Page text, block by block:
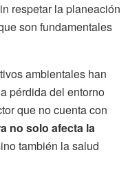
respetar la planeación
son fundamentales
ambientales han
pérdida del entorno
que no cuenta con
no solo afecta la
también la salud